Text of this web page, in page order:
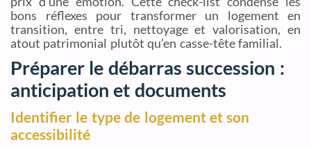
bons réflexes pour transformer un logement en
transition, entre tri, nettoyage et valorisation, en
atout patrimonial plutôt qu’en casse-tête familial.
Préparer le débarras succession :
anticipation et documents
Identifier le type de logement et son
accessibilité